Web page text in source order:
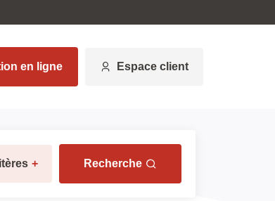
en ligne Espace client
+ Recherche